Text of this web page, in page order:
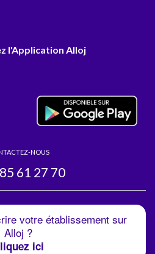
l'Application Alloj
NOUS
61 27 70
votre établissement sur
Alloj ?
ici